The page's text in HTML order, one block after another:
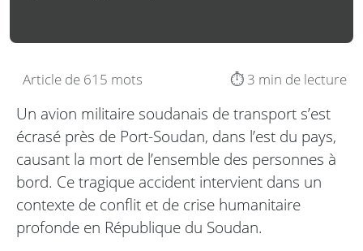
Article de 615 mots ⏱️ 3 min de lecture
Un avion militaire soudanais de transport s’est
écrasé près de Port-Soudan, dans l’est du pays,
causant la mort de l’ensemble des personnes à
bord. Ce tragique accident intervient dans un
contexte de conflit et de crise humanitaire
profonde en République du Soudan.